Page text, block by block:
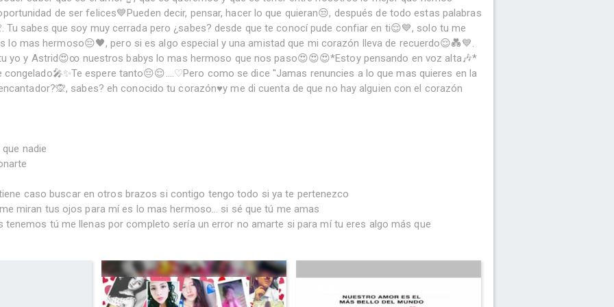
de ser felices💙Pueden decir, pensar, hacer lo que quieran😒, después de todo estas palabras
sabes que soy muy cerrada pero ¿sabes? desde que te conocí pude confiar en ti😌💙, solo tu me
mas hermoso😔🖤, pero si es algo especial y una amistad que mi corazón lleva de recuerdo😌💑💙.
yo y Astrid😍∞ nuestros babys lo mas hermoso que nos paso😍😍😍*Estoy pensando en voz alta🎶*
espere tanto😔😌....♡Pero como se dice "Jamas renuncies a lo que mas quieres en la
sabes? eh conocido tu corazón♥y me di cuenta de que no hay alguien con el corazón
nadie
caso buscar en otros brazos si contigo tengo todo si ya te pertenezco
miran tus ojos para mí es lo mas hermoso... si sé que tú me amas
tú me llenas por completo sería un error no amarte si para mí tu eres algo más que